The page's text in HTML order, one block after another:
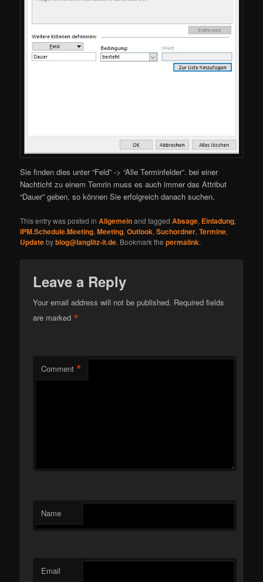
Sie finden dies unter “Feld” -> “Alle Terminfelder”. bei einer
Nachticht zu einem Temrin muss es auch immer das Attribut
“Dauer” geben, so können Sie erfolgreich danach suchen.
This entry was posted inAllgemeinand taggedAbsage, Einladung,
IPM.Schedule.Meeting,Meeting,Outlook,Suchordner,Termine,
Updatebyblog@langlitz-it.de. Bookmark thepermalink.
Leave a Reply
Your email address will not be published. Required fields
are marked*
Comment *
Name
Email